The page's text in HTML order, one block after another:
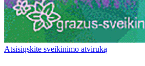
Atsisiųskite sveikinimo atviruką